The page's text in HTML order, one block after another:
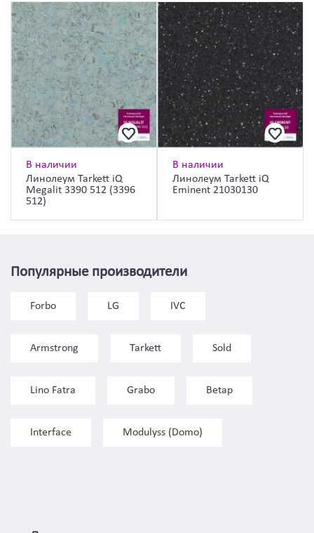
В наличии
Линолеум Tarkett iQ
Megalit 3390 512 (3396
512)
В наличии
Линолеум Tarkett iQ
Eminent 21030130
Популярные производители
Forbo LG IVC
Armstrong Tarkett Sold
Lino Fatra Grabo Betap
Interface Modulyss (Domo)